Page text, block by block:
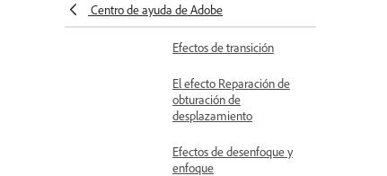
Centro de ayuda de Adobe
Efectos de tiempo
Efectos de transición
El efecto Reparación de
obturación de
desplazamiento
Efectos de desenfoque y
enfoque